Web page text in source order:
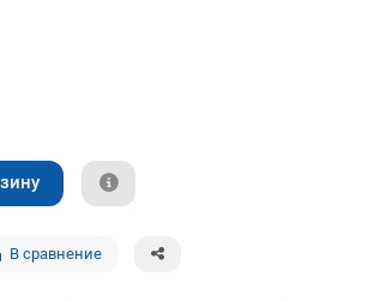
В сравнение